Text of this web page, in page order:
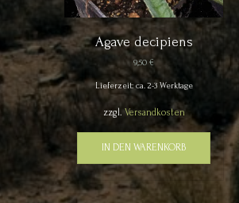
Agave decipiens
9,50€
Lieferzeit: ca. 2-3 Werktage
zzgl. Versandkosten
IN DEN WARENKORB